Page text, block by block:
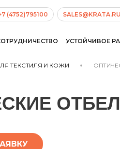
(4752)795100 SALES@KRATA.RU
УСТОЙЧИВОЕ
ТЕКСТИЛЯ И КОЖИ